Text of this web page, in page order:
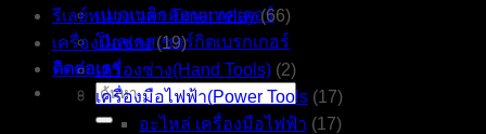
แมกเนติกคอนแทคเตอร์
โมลเคสเซอร์กิตเบรกเกอร์
ติดต่อเรา
ค้นหา:
รีเลย์หน่วงเวลา Timer relay (66)
เครื่องมือช่าง (19)
เครื่องช่าง(Hand Tools) (2)
เครื่องมือไฟฟ้า(Power Tools (17)
อะไหล่ เครื่องมือไฟฟ้า (17)